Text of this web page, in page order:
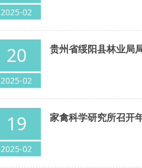
2025-02
20
2025-02
贵州省绥阳县林业局
19
2025-02
家禽科学研究所召开